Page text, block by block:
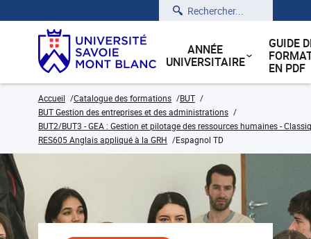
Rechercher
ANNÉE
UNIVERSITAIRE
GUIDE
EN PDF
Accueil Catalogue des formations
BUT
BUT Gestion des entreprises et des administrations
BUT2/BUT3 - GEA : Gestion et pilotage des ressources humaines -
RES605 Anglais appliqué à la GRH
Espagnol TD